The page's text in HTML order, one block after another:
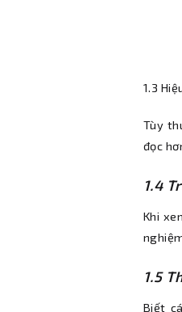
1.3
Tùy
đọc
1.4
Khi
1.5
Biết